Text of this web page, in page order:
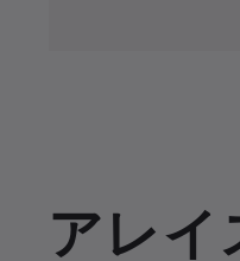
アレイ